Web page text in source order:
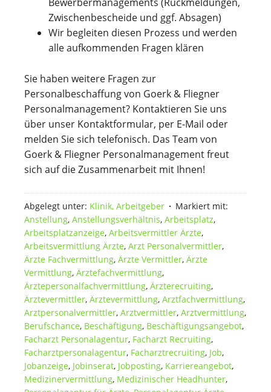
Zwischenbescheide und ggf. Absagen)
Wir begleiten diesen Prozess und werden
alle aufkommenden Fragen klären
Sie haben weitere Fragen zur
Personalbeschaffung von Goerk & Fliegner
Personalmanagement? Kontaktieren Sie uns
über unser Kontaktformular, per E-Mail oder
melden Sie sich telefonisch. Das Team von
Goerk & Fliegner Personalmanagement freut
sich auf die Zusammenarbeit mit Ihnen!
Abgelegt unter: Klinik, Arbeitgeber
Markiert mit:
Anstellung, Anstellungsverhältnis, Arbeitsplatz,
Arbeitsplatzanzeige, Arbeitsvermittler Ärzte,
Arbeitsvermittlung Ärzte, Arzt Personalvermittler,
Ärzte Fachvermittlung, Ärzte Vermittler, Ärzte
Vermittlung, Ärztefachvermittlung,
Ärztepersonalfachvermittlung, Ärzterecruiting,
Ärztevermittler, Ärztevermittlung, Arztfachvermittlung,
Arztpersonalvermittler, Arztvermittler, Arztvermittlung,
Berufschance, Beschäftigung, Beschäftigungsangebot,
Facharzt Personalagentur, Facharzt Recruiting,
Facharztpersonalagentur, Facharztrecruiting, Job,
Jobanzeige, Jobinserat, Jobposting, Karriereangebot,
Medizinervermittlung, Medizinischer Headhunter,